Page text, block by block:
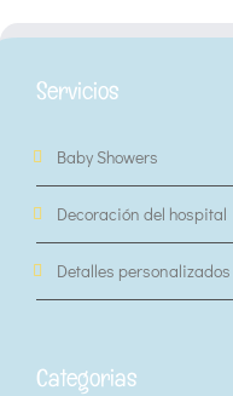
Servicios
Baby Showers
Decoración del hospital
Detalles personalizados
Categorias